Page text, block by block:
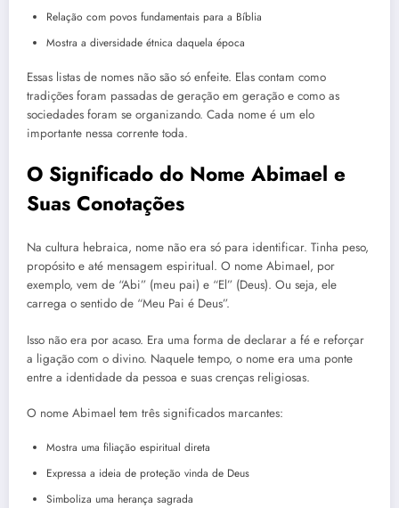
Relação com povos fundamentais para a Bíblia
Mostra a diversidade étnica daquela época
Essas listas de nomes não são só enfeite. Elas contam como
tradições foram passadas de geração em geração e como as
sociedades foram se organizando. Cada nome é um elo
importante nessa corrente toda.
O Significado do Nome Abimael e
Suas Conotações
Na cultura hebraica, nome não era só para identificar. Tinha peso,
propósito e até mensagem espiritual. O nome Abimael, por
exemplo, vem de “Abi” (meu pai) e “El” (Deus). Ou seja, ele
carrega o sentido de “Meu Pai é Deus”.
Isso não era por acaso. Era uma forma de declarar a fé e reforçar
a ligação com o divino. Naquele tempo, o nome era uma ponte
entre a identidade da pessoa e suas crenças religiosas.
O nome Abimael tem três significados marcantes:
Mostra uma filiação espiritual direta
Expressa a ideia de proteção vinda de Deus
Simboliza uma herança sagrada